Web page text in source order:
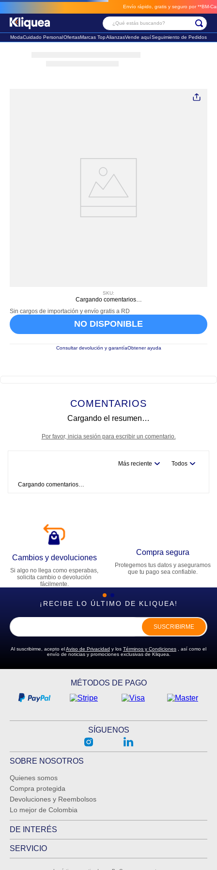
Envío rápido, gratis y seguro por **BM-
¿Qué estás buscando?
ModaCuidado PersonalOfertasMarcas TopAlianzasVende aquíSeguimiento de Pedidos
SKU:
Cargando comentarios…
Sin cargos de importación y envío gratis a RD
NO DISPONIBLE
Consultar devolución y garantíaObtener ayuda
COMENTARIOS
Cargando el resumen…
Por favor, inicia sesión para escribir un comentario.
Más reciente Todos
Cargando comentarios…
Cambios y devoluciones
Si algo no llega como esperabas,
solicita cambio o devolución
fácilmente.
Compra segura
Protegemos tus datos y aseguramos
que tu pago sea confiable.
¡RECIBE LO ÚLTIMO DE KLIQUEA!
SUSCRIBIRME
Al suscribirme, acepto elAviso de Privacidad y los Términos y Condiciones , así como el
envío de noticias y promociones exclusivas de Kliquea.
MÉTODOS DE PAGO
SÍGUENOS
SOBRE NOSOTROS
Quienes somos
Compra protegida
Devoluciones y Reembolsos
Lo mejor de Colombia
DE INTERÉS
SERVICIO